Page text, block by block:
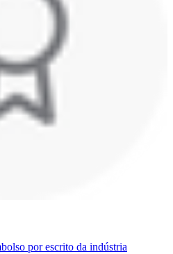
por escrito da indústria